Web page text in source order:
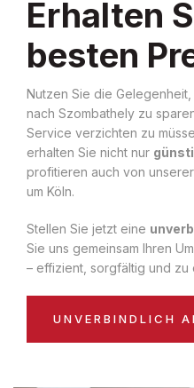
Erhalten
besten
Nutzen Sie die
nach Szombathely zu
Service verzichten zu
erhalten Sie nicht nur
profitieren auch von
um Köln.
Stellen Sie jetzt eine
Sie uns gemeinsam Ihren
– effizient, sorgfältig und zu
UNVERBINDLICH